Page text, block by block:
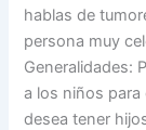
hablas de
persona muy
Generalidades:
a los niños para
desea tener